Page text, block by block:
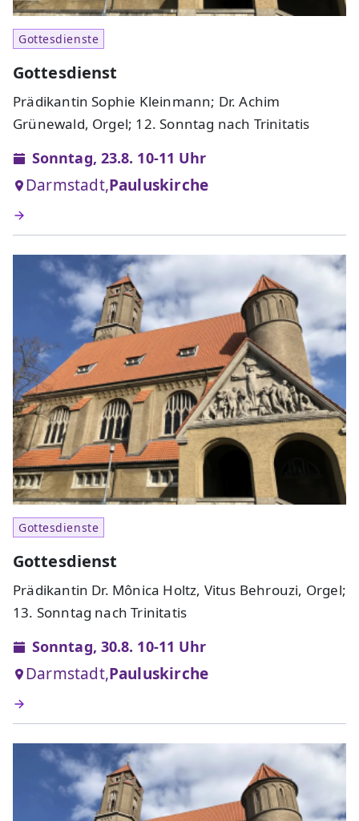
Gottesdienste
Gottesdienst
Prädikantin Sophie Kleinmann; Dr. Achim
Grünewald, Orgel; 12. Sonntag nach Trinitatis
Sonntag, 23.8. 10-11 Uhr
Darmstadt,Pauluskirche
Gottesdienste
Gottesdienst
Prädikantin Dr. Mônica Holtz, Vitus Behrouzi, Orgel;
13. Sonntag nach Trinitatis
Sonntag, 30.8. 10-11 Uhr
Darmstadt,Pauluskirche